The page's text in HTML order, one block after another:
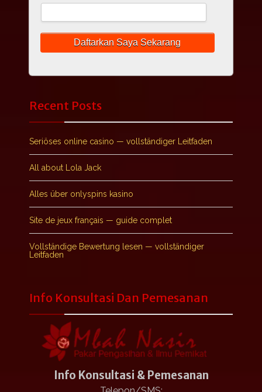
Recent Posts
Seriöses online casino — vollständiger Leitfaden
All about Lola Jack
Alles über onlyspins kasino
Site de jeux français — guide complet
Vollständige Bewertung lesen — vollständiger
Leitfaden
Info Konsultasi Dan Pemesanan
Info Konsultasi & Pemesanan